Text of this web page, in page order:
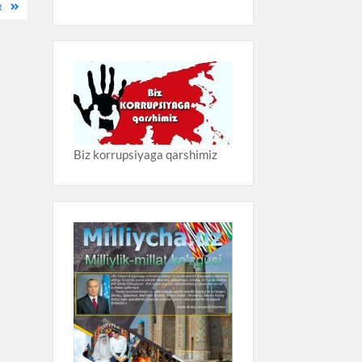
Biz korrupsiyaga qarshimiz